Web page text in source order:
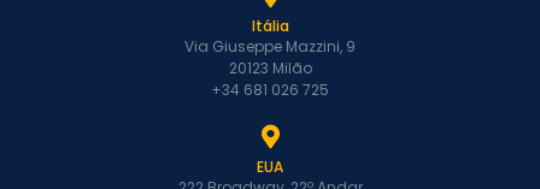
Itália
Via Giuseppe Mazzini, 9
20123 Milão
+34 681 026 725
EUA